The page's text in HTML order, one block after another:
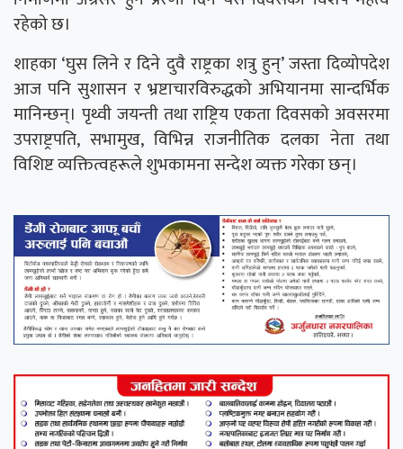
रहेको छ।
शाहका ‘घुस लिने र दिने दुवै राष्ट्रका शत्रु हुन्’ जस्ता दिव्योपदेश
आज पनि सुशासन र भ्रष्टाचारविरुद्धको अभियानमा सान्दर्भिक
मानिन्छन्। पृथ्वी जयन्ती तथा राष्ट्रिय एकता दिवसको अवसरमा
उपराष्ट्रपति, सभामुख, विभिन्न राजनीतिक दलका नेता तथा
विशिष्ट व्यक्तित्वहरूले शुभकामना सन्देश व्यक्त गरेका छन्।